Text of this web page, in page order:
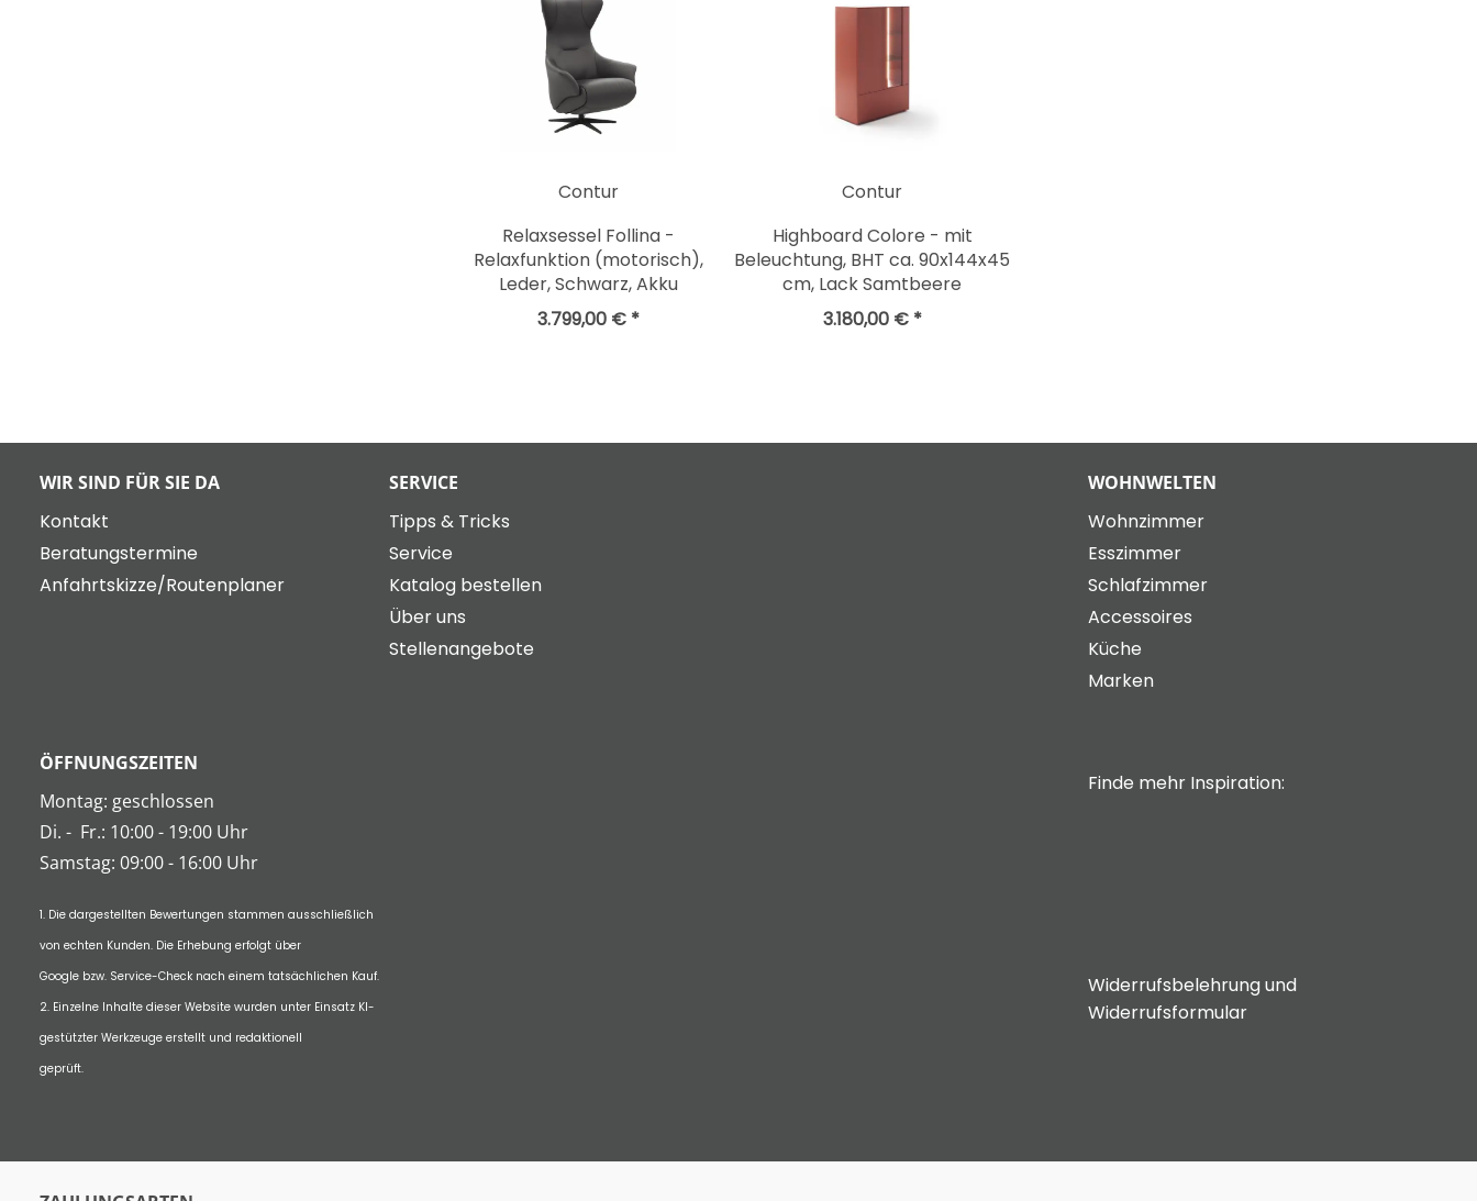
Contur
Relaxsessel Follina -
Relaxfunktion (motorisch),
Leder, Schwarz, Akku
3.799,00 € *
Contur
Highboard Colore - mit
Beleuchtung, BHT ca. 90x144x45
cm, Lack Samtbeere
3.180,00 € *
WIR SIND FÜR SIE DA
Kontakt
Beratungstermine
Anfahrtskizze/Routenplaner
SERVICE
Tipps & Tricks
Service
Katalog bestellen
Über uns
Stellenangebote
WOHNWELTEN
Wohnzimmer
Esszimmer
Schlafzimmer
Accessoires
Küche
Marken
ÖFFNUNGSZEITEN
Montag: geschlossen
Di. - Fr.: 10:00 - 19:00 Uhr
Samstag: 09:00 - 16:00 Uhr
1. Die dargestellten Bewertungen stammen ausschließlich
von echten Kunden. Die Erhebung erfolgt über
Google bzw. Service-Check nach einem tatsächlichen Kauf.
2. Einzelne Inhalte dieser Website wurden unter Einsatz KI-
gestützter Werkzeuge erstellt und redaktionell
geprüft.
Finde mehr Inspiration:
Widerrufsbelehrung und
Widerrufsformular